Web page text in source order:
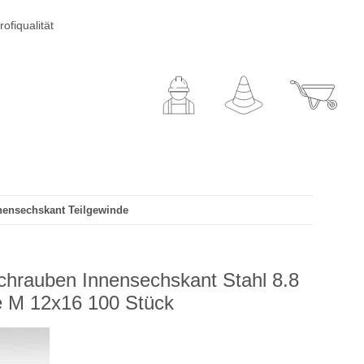
Teilgewinde
Innensechskant Stahl 8.8
M 12x16 100 Stück